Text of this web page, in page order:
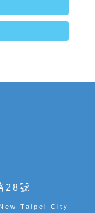
28號
Taipei City